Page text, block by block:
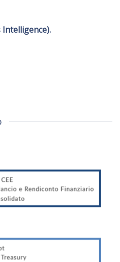
Intelligence).